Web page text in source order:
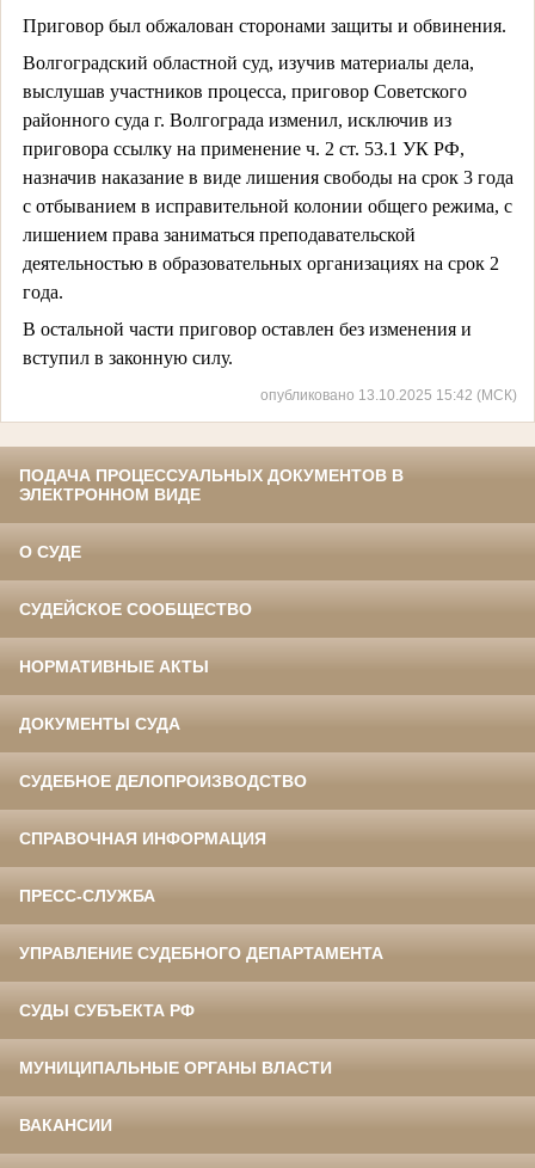
Приговор был обжалован сторонами защиты и обвинения.
Волгоградский областной суд, изучив материалы дела,
выслушав участников процесса, приговор Советского
районного суда г. Волгограда изменил, исключив из
приговора ссылку на применение ч. 2 ст. 53.1 УК РФ,
назначив наказание в виде лишения свободы на срок 3 года
с отбыванием в исправительной колонии общего режима, с
лишением права заниматься преподавательской
деятельностью в образовательных организациях на срок 2
года.
В остальной части приговор оставлен без изменения и
вступил в законную силу.
опубликовано 13.10.2025 15:42 (МСК)
ПОДАЧА ПРОЦЕССУАЛЬНЫХ ДОКУМЕНТОВ В
ЭЛЕКТРОННОМ ВИДЕ
О СУДЕ
СУДЕЙСКОЕ СООБЩЕСТВО
НОРМАТИВНЫЕ АКТЫ
ДОКУМЕНТЫ СУДА
СУДЕБНОЕ ДЕЛОПРОИЗВОДСТВО
СПРАВОЧНАЯ ИНФОРМАЦИЯ
ПРЕСС-СЛУЖБА
УПРАВЛЕНИЕ СУДЕБНОГО ДЕПАРТАМЕНТА
СУДЫ СУБЪЕКТА РФ
МУНИЦИПАЛЬНЫЕ ОРГАНЫ ВЛАСТИ
ВАКАНСИИ